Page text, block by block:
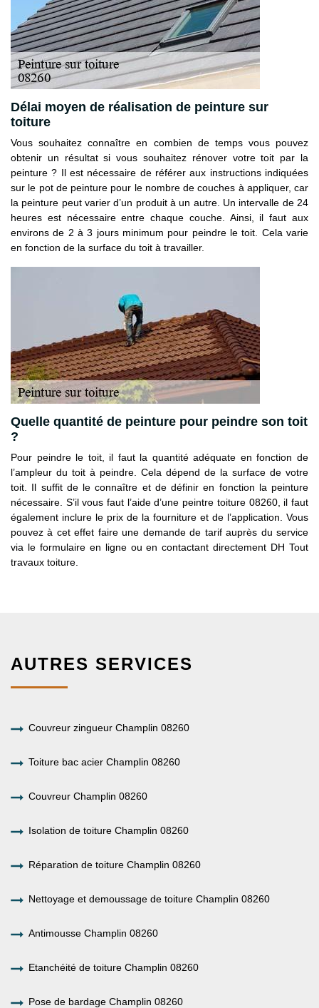
Délai moyen de réalisation de peinture sur
toiture
Vous souhaitez connaître en combien de temps vous pouvez
obtenir un résultat si vous souhaitez rénover votre toit par la
peinture ? Il est nécessaire de référer aux instructions indiquées
sur le pot de peinture pour le nombre de couches à appliquer, car
la peinture peut varier d’un produit à un autre. Un intervalle de 24
heures est nécessaire entre chaque couche. Ainsi, il faut aux
environs de 2 à 3 jours minimum pour peindre le toit. Cela varie
en fonction de la surface du toit à travailler.
Quelle quantité de peinture pour peindre son toit
?
Pour peindre le toit, il faut la quantité adéquate en fonction de
l’ampleur du toit à peindre. Cela dépend de la surface de votre
toit. Il suffit de le connaître et de définir en fonction la peinture
nécessaire. S’il vous faut l’aide d’une peintre toiture 08260, il faut
également inclure le prix de la fourniture et de l’application. Vous
pouvez à cet effet faire une demande de tarif auprès du service
via le formulaire en ligne ou en contactant directement DH Tout
travaux toiture.
AUTRES SERVICES
Couvreur zingueur Champlin 08260
Toiture bac acier Champlin 08260
Couvreur Champlin 08260
Isolation de toiture Champlin 08260
Réparation de toiture Champlin 08260
Nettoyage et demoussage de toiture Champlin 08260
Antimousse Champlin 08260
Etanchéité de toiture Champlin 08260
Pose de bardage Champlin 08260